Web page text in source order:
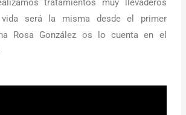
tratamientos muy llevaderos
vida será la misma desde el primer
Rosa González os lo cuenta en el